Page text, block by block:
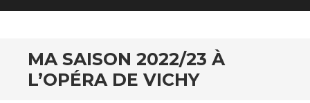
MA SAISON 2022/23 À
L’OPÉRA DE VICHY